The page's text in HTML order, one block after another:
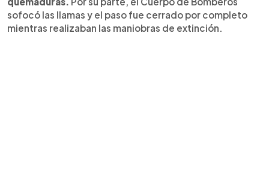
sofocó las llamas y el paso fue cerrado por completo
mientras realizaban las maniobras de extinción.